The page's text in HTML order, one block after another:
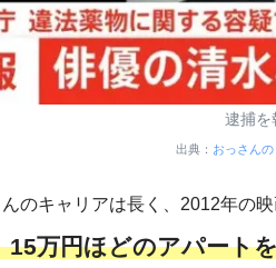
逮捕を
出典： おっさん
のキャリアは長く、2012年の
15万円ほどのアパート